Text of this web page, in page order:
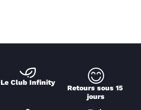
Le Club Infinity
Retours sous 15
jours